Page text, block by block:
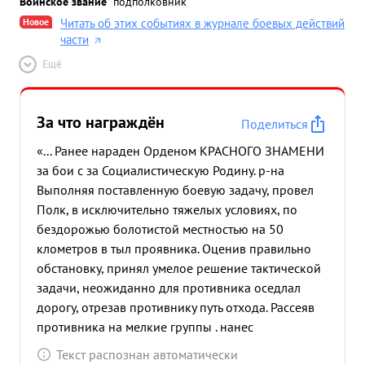
Новое
Читать об этих событиях в журнале боевых действий
части
Ещё
За что награждён
Поделиться
«... Ранее нараден Орденом КРАСНОГО ЗНАМЕНИ
за бои с за Социалистическую Родину. р-на
Выполняя поставленную боевую задачу, провел
Полк, в исключительно тяжелых условиях, по
бездорожью болотистой местностью на 50
клометров в тыл проявника. Оценив правильно
обстановку, принял умелое решение тактической
задачи, неожиданно для противника оседлал
дорогу, отрезав противнику путь отхода. Рассеяв
противника на мелкие группы . нанес
значительные потери противнику в живой силе и
Текст распознан автоматически